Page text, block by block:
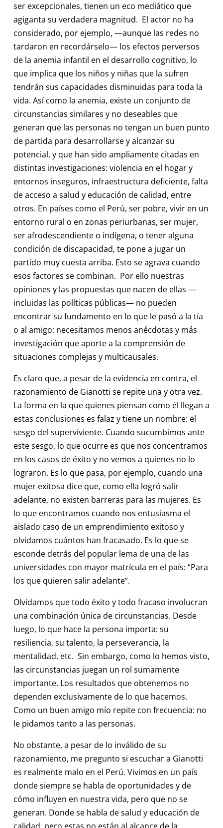
ser excepcionales, tienen un eco mediático que
agiganta su verdadera magnitud. El actor no ha
considerado, por ejemplo, —aunque las redes no
tardaron en recordárselo— los efectos perversos
de la anemia infantil en el desarrollo cognitivo, lo
que implica que los niños y niñas que la sufren
tendrán sus capacidades disminuidas para toda la
vida. Así como la anemia, existe un conjunto de
circunstancias similares y no deseables que
generan que las personas no tengan un buen punto
de partida para desarrollarse y alcanzar su
potencial, y que han sido ampliamente citadas en
distintas investigaciones: violencia en el hogar y
entornos inseguros, infraestructura deficiente, falta
de acceso a salud y educación de calidad, entre
otros. En países como el Perú, ser pobre, vivir en un
entorno rural o en zonas periurbanas, ser mujer,
ser afrodescendiente o indígena, o tener alguna
condición de discapacidad, te pone a jugar un
partido muy cuesta arriba. Esto se agrava cuando
esos factores se combinan. Por ello nuestras
opiniones y las propuestas que nacen de ellas —
incluidas las políticas públicas— no pueden
encontrar su fundamento en lo que le pasó a la tía
o al amigo: necesitamos menos anécdotas y más
investigación que aporte a la comprensión de
situaciones complejas y multicausales.
Es claro que, a pesar de la evidencia en contra, el
razonamiento de Gianotti se repite una y otra vez.
La forma en la que quienes piensan como él llegan a
estas conclusiones es falaz y tiene un nombre: el
sesgo del superviviente. Cuando sucumbimos ante
este sesgo, lo que ocurre es que nos concentramos
en los casos de éxito y no vemos a quienes no lo
lograron. Es lo que pasa, por ejemplo, cuando una
mujer exitosa dice que, como ella logró salir
adelante, no existen barreras para las mujeres. Es
lo que encontramos cuando nos entusiasma el
aislado caso de un emprendimiento exitoso y
olvidamos cuántos han fracasado. Es lo que se
esconde detrás del popular lema de una de las
universidades con mayor matrícula en el país: “Para
los que quieren salir adelante”.
Olvidamos que todo éxito y todo fracaso involucran
una combinación única de circunstancias. Desde
luego, lo que hace la persona importa: su
resiliencia, su talento, la perseverancia, la
mentalidad, etc. Sin embargo, como lo hemos visto,
las circunstancias juegan un rol sumamente
importante. Los resultados que obtenemos no
dependen exclusivamente de lo que hacemos.
Como un buen amigo mío repite con frecuencia: no
le pidamos tanto a las personas.
No obstante, a pesar de lo inválido de su
razonamiento, me pregunto si escuchar a Gianotti
es realmente malo en el Perú. Vivimos en un país
donde siempre se habla de oportunidades y de
cómo influyen en nuestra vida, pero que no se
generan. Donde se habla de salud y educación de